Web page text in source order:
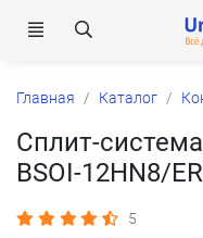
Главная Каталог
Сплит-
BSOI-12HN8/
5